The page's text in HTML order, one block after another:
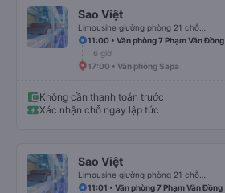
Sao Việt
11:00 • Văn phòng 7 Phạm Văn Đồng
6 giờ
17:00 • Văn phòng Sapa
Không cần thanh toán trước
Xác nhận chỗ ngay lập tức
Sao Việt
11:01 • Văn phòng 7 Phạm Văn Đồng